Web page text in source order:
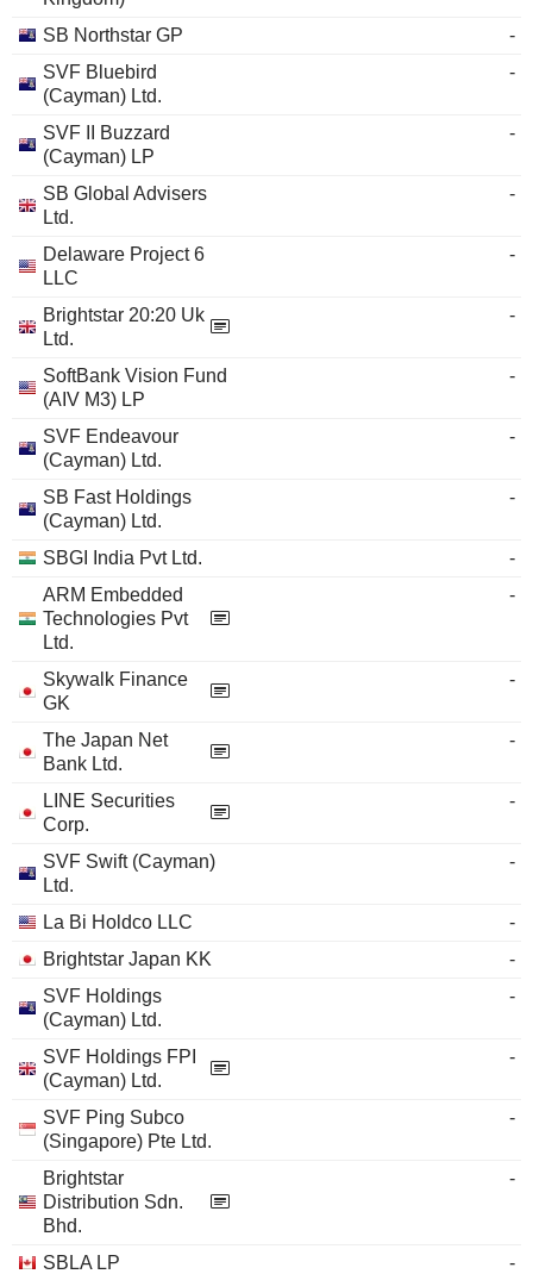
SB Northstar GP
-
SVF Bluebird
(Cayman) Ltd.
-
SVF II Buzzard
(Cayman) LP
-
SB Global Advisers
Ltd.
-
Delaware Project 6
LLC
-
Brightstar 20:20 Uk
Ltd.
-
SoftBank Vision Fund
(AIV M3) LP
-
SVF Endeavour
(Cayman) Ltd.
-
SB Fast Holdings
(Cayman) Ltd.
-
SBGI India Pvt Ltd.
-
ARM Embedded
Technologies Pvt
Ltd.
-
Skywalk Finance
GK
-
The Japan Net
Bank Ltd.
-
LINE Securities
Corp.
-
SVF Swift (Cayman)
Ltd.
-
La Bi Holdco LLC
-
Brightstar Japan KK
-
SVF Holdings
(Cayman) Ltd.
-
SVF Holdings FPI
(Cayman) Ltd.
-
SVF Ping Subco
(Singapore) Pte Ltd.
-
Brightstar
Distribution Sdn.
Bhd.
-
SBLA LP
-